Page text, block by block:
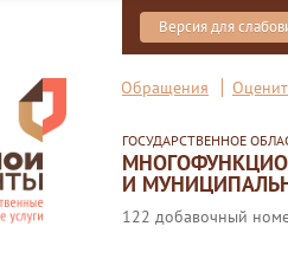
Версия для
Обращения
ГОСУДАРСТВЕННОЕ
И
122 добавочный